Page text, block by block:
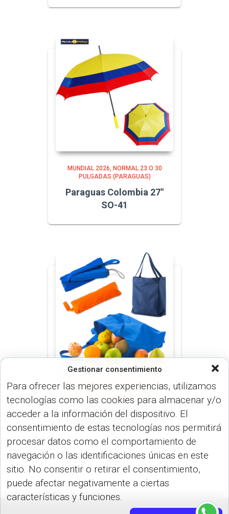
Gestionar consentimiento
Para ofrecer las mejores experiencias, utilizamos
tecnologías como las cookies para almacenar y/o
acceder a la información del dispositivo. El
consentimiento de estas tecnologías nos permitirá
procesar datos como el comportamiento de
navegación o las identificaciones únicas en este
sitio. No consentir o retirar el consentimiento,
puede afectar negativamente a ciertas
características y funciones.
MUNDIAL 2026
NORMAL 23 O 30
PULGADAS (PARAGUAS)
Paraguas Colombia 27″
SO-41
MINI 21 PULGADAS (PARAGUAS)
PARAGUAS (PARAGUAS)
Bolsa Plegable para
Paraguas Hansel SO-